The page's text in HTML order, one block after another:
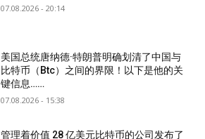
07.08.2026 - 20:14
美国总统唐纳德·特朗普明确划清了中国与
比特币（Btc）之间的界限！以下是他的关
键信息……
07.08.2026 - 15:38
管理着价值 28 亿美元比特币的公司发布了